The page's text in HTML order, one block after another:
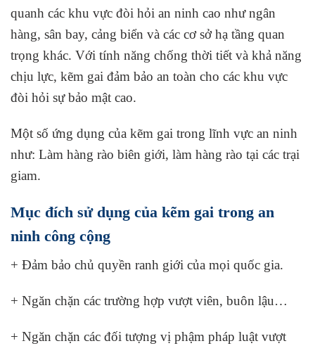
quanh các khu vực đòi hỏi an ninh cao như ngân
hàng, sân bay, cảng biển và các cơ sở hạ tầng quan
trọng khác. Với tính năng chống thời tiết và khả năng
chịu lực, kẽm gai đảm bảo an toàn cho các khu vực
đòi hỏi sự bảo mật cao.
Một số ứng dụng của kẽm gai trong lĩnh vực an ninh
như: Làm hàng rào biên giới, làm hàng rào tại các trại
giam.
Mục đích sử dụng của kẽm gai trong an
ninh công cộng
+ Đảm bảo chủ quyền ranh giới của mọi quốc gia.
+ Ngăn chặn các trường hợp vượt viên, buôn lậu…
+ Ngăn chặn các đối tượng vị phậm pháp luật vượt